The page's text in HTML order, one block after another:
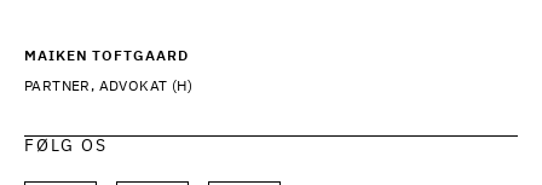
MAIKEN TOFTGAARD
PARTNER, ADVOKAT (H)
FØLG OS